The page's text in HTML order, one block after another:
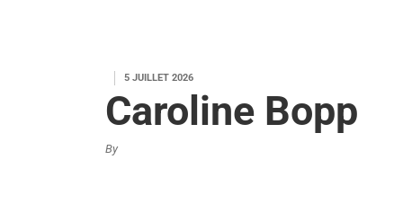
5 JUILLET 2026
Caroline Bopp
By